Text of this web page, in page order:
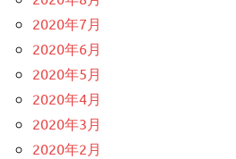
2020年7月
2020年6月
2020年5月
2020年4月
2020年3月
2020年2月